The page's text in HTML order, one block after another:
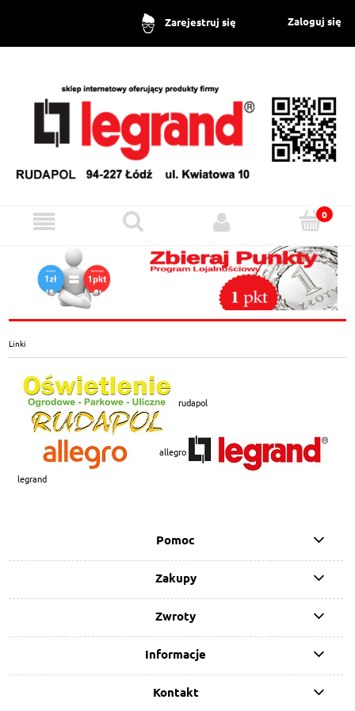
Zarejestruj się Zaloguj się
Linki
rudapol
allegro
legrand
Pomoc
Zakupy
Zwroty
Informacje
Kontakt